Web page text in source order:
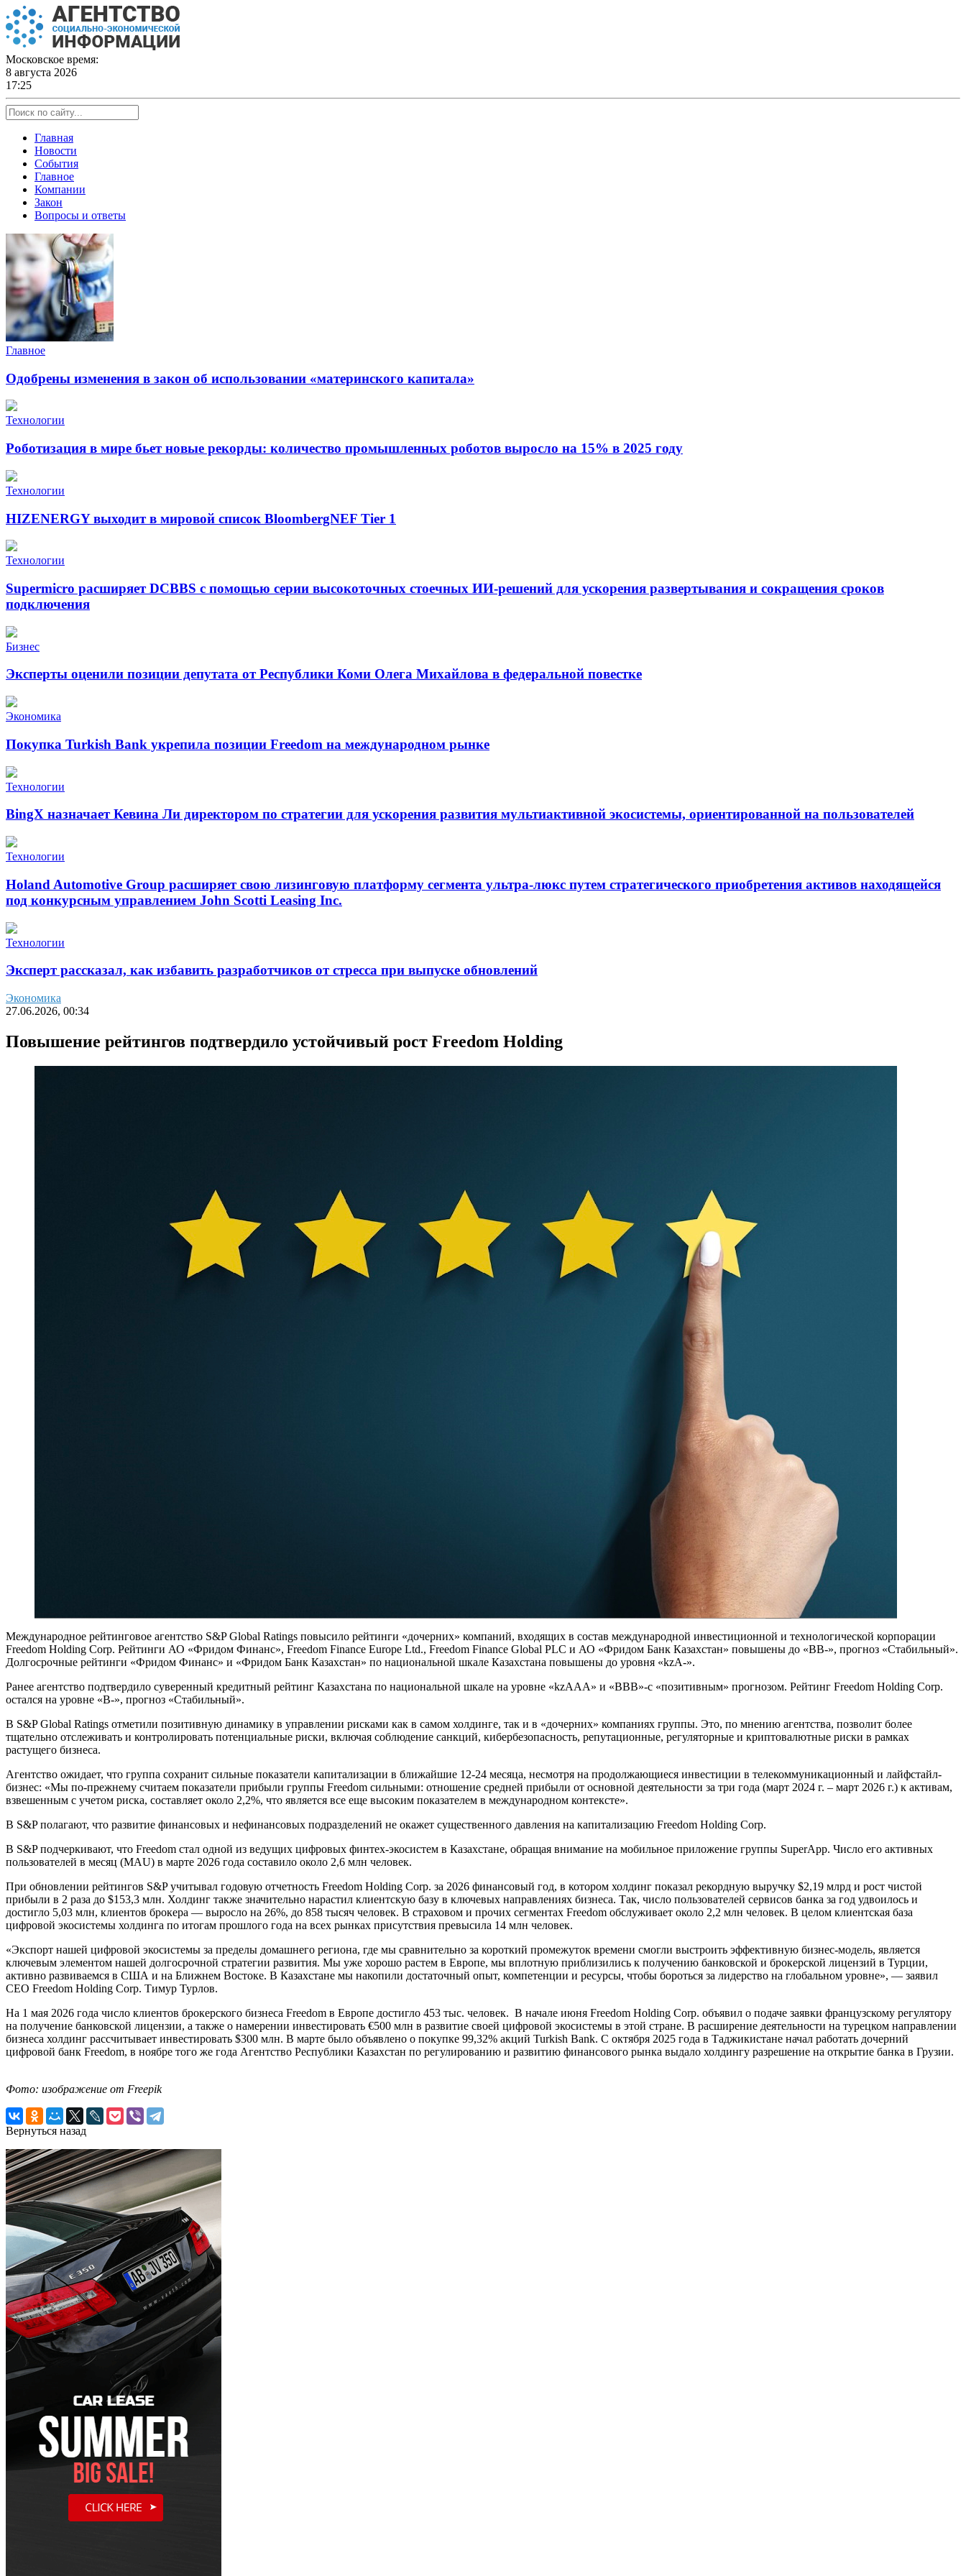
Skip
to
content
Московское время:
8 августа 2026
17:25
Главная
Новости
События
Главное
Компании
Закон
Вопросы и ответы
Главное
Одобрены изменения в закон об использовании «материнского капитала»
Технологии
Роботизация в мире бьет новые рекорды: количество промышленных роботов выросло на 15% в 2025 году
Технологии
HIZENERGY выходит в мировой список BloombergNEF Tier 1
Технологии
Supermicro расширяет DCBBS с помощью серии высокоточных стоечных ИИ-решений для ускорения развертывания и сокращения сроков
подключения
Бизнес
Эксперты оценили позиции депутата от Республики Коми Олега Михайлова в федеральной повестке
Экономика
Покупка Turkish Bank укрепила позиции Freedom на международном рынке
Технологии
BingX назначает Кевина Ли директором по стратегии для ускорения развития мультиактивной экосистемы, ориентированной на пользователей
Технологии
Holand Automotive Group расширяет свою лизинговую платформу сегмента ультра-люкс путем стратегического приобретения активов находящейся
под конкурсным управлением John Scotti Leasing Inc.
Технологии
Эксперт рассказал, как избавить разработчиков от стресса при выпуске обновлений
Экономика
27.06.2026, 00:34
Повышение рейтингов подтвердило устойчивый рост Freedom Holding
Международное рейтинговое агентство S&P Global Ratings повысило рейтинги «дочерних» компаний, входящих в состав международной инвестиционной и технологической корпорации
Freedom Holding Corp. Рейтинги АО «Фридом Финанс», Freedom Finance Еurope Ltd., Freedom Finance Global PLC и АО «Фридом Банк Казахстан» повышены до «BB-», прогноз «Стабильный».
Долгосрочные рейтинги «Фридом Финанс» и «Фридом Банк Казахстан» по национальной шкале Казахстана повышены до уровня «kzA-».
Ранее агентство подтвердило суверенный кредитный рейтинг Казахстана по национальной шкале на уровне «kzAAA» и «BBB»-с «позитивным» прогнозом. Рейтинг Freedom Holding Corp.
остался на уровне «В-», прогноз «Стабильный».
В S&P Global Ratings отметили позитивную динамику в управлении рисками как в самом холдинге, так и в «дочерних» компаниях группы. Это, по мнению агентства, позволит более
тщательно отслеживать и контролировать потенциальные риски, включая соблюдение санкций, кибербезопасность, репутационные, регуляторные и криптовалютные риски в рамках
растущего бизнеса.
Агентство ожидает, что группа сохранит сильные показатели капитализации в ближайшие 12-24 месяца, несмотря на продолжающиеся инвестиции в телекоммуникационный и лайфстайл-
бизнес: «Мы по-прежнему считаем показатели прибыли группы Freedom сильными: отношение средней прибыли от основной деятельности за три года (март 2024 г. – март 2026 г.) к активам,
взвешенным с учетом риска, составляет около 2,2%, что является все еще высоким показателем в международном контексте».
В S&P полагают, что развитие финансовых и нефинансовых подразделений не окажет существенного давления на капитализацию Freedom Holding Corp.
В S&P подчеркивают, что Freedom стал одной из ведущих цифровых финтех-экосистем в Казахстане, обращая внимание на мобильное приложение группы SuperApp. Число его активных
пользователей в месяц (MAU) в марте 2026 года составило около 2,6 млн человек.
При обновлении рейтингов S&P учитывал годовую отчетность Freedom Holding Corp. за 2026 финансовый год, в котором холдинг показал рекордную выручку $2,19 млрд и рост чистой
прибыли в 2 раза до $153,3 млн. Холдинг также значительно нарастил клиентскую базу в ключевых направлениях бизнеса. Так, число пользователей сервисов банка за год удвоилось и
достигло 5,03 млн, клиентов брокера — выросло на 26%, до 858 тысяч человек. В страховом и прочих сегментах Freedom обслуживает около 2,2 млн человек. В целом клиентская база
цифровой экосистемы холдинга по итогам прошлого года на всех рынках присутствия превысила 14 млн человек.
«Экспорт нашей цифровой экосистемы за пределы домашнего региона, где мы сравнительно за короткий промежуток времени смогли выстроить эффективную бизнес-модель, является
ключевым элементом нашей долгосрочной стратегии развития. Мы уже хорошо растем в Европе, мы вплотную приблизились к получению банковской и брокерской лицензий в Турции,
активно развиваемся в США и на Ближнем Востоке. В Казахстане мы накопили достаточный опыт, компетенции и ресурсы, чтобы бороться за лидерство на глобальном уровне», — заявил
СЕО Freedom Holding Corp. Тимур Турлов.
На 1 мая 2026 года число клиентов брокерского бизнеса Freedom в Европе достигло 453 тыс. человек. В начале июня Freedom Holding Corp. объявил о подаче заявки французскому регулятору
на получение банковской лицензии, а также о намерении инвестировать €500 млн в развитие своей цифровой экосистемы в этой стране. В расширение деятельности на турецком направлении
бизнеса холдинг рассчитывает инвестировать $300 млн. В марте было объявлено о покупке 99,32% акций Turkish Bank. С октября 2025 года в Таджикистане начал работать дочерний
цифровой банк Freedom, в ноябре того же года Агентство Республики Казахстан по регулированию и развитию финансового рынка выдало холдингу разрешение на открытие банка в Грузии.
Фото: изображение от Freepik
Вернуться назад